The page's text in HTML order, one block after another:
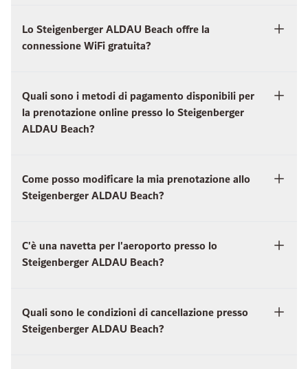
Lo Steigenberger ALDAU Beach offre la
connessione WiFi gratuita?
Quali sono i metodi di pagamento disponibili per
la prenotazione online presso lo Steigenberger
ALDAU Beach?
Come posso modificare la mia prenotazione allo
Steigenberger ALDAU Beach?
C'è una navetta per l'aeroporto presso lo
Steigenberger ALDAU Beach?
Quali sono le condizioni di cancellazione presso
Steigenberger ALDAU Beach?